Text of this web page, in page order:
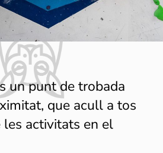
un punt de trobada
que acull a tos
les activitats en el